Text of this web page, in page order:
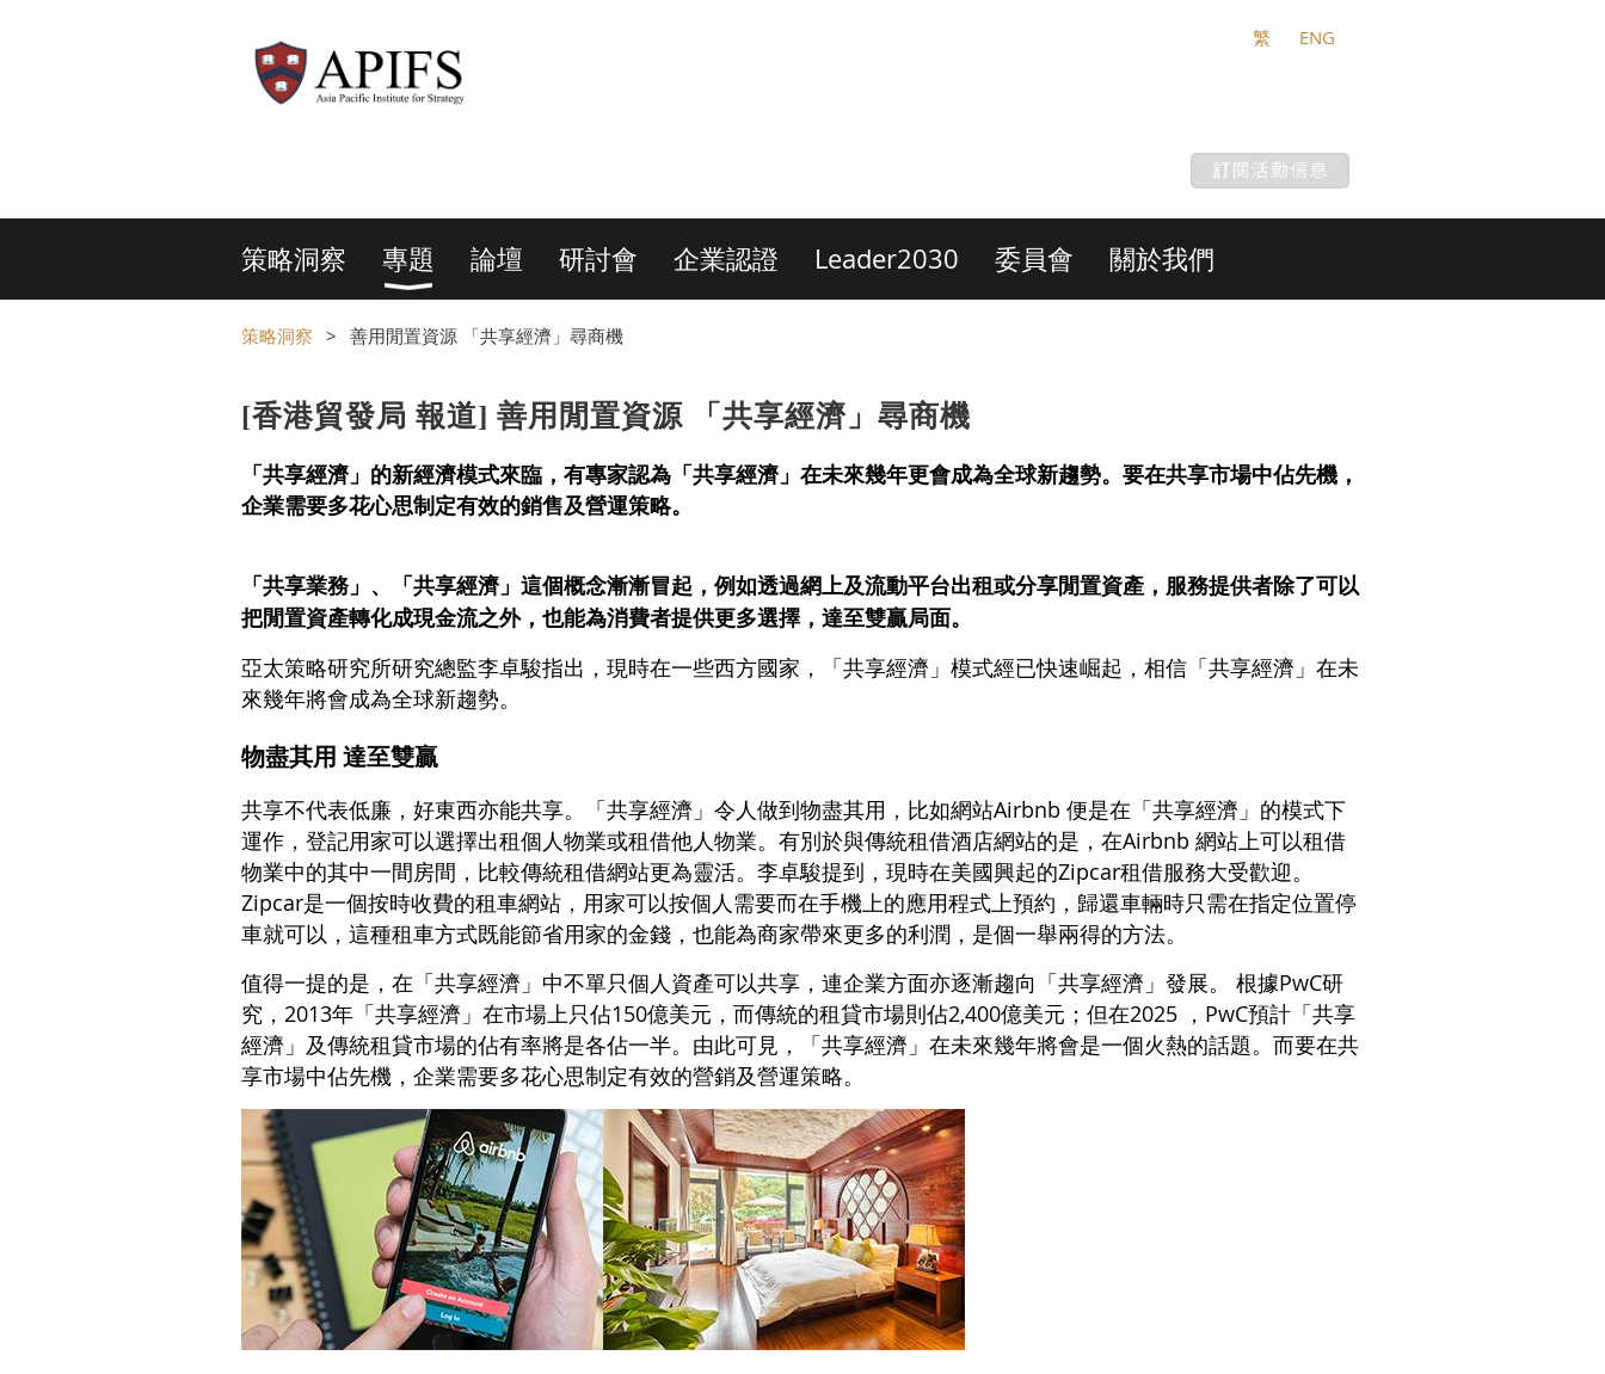
繁 ENG
策略洞察 專題 論壇 研討會 企業認證 Leader2030 委員會 關於我們
策略洞察 善用閒置資源 「共享經濟」尋商機
[香港貿發局 報道] 善用閒置資源 「共享經濟」尋商機
「共享經濟」的新經濟模式來臨，有專家認為「共享經濟」在未來幾年更會成為全球新趨勢。要在共享市場中佔先機，
企業需要多花心思制定有效的銷售及營運策略。
「共享業務」、「共享經濟」這個概念漸漸冒起，例如透過網上及流動平台出租或分享閒置資產，服務提供者除了可以
把閒置資產轉化成現金流之外，也能為消費者提供更多選擇，達至雙贏局面。
亞太策略研究所研究總監李卓駿指出，現時在一些西方國家，「共享經濟」模式經已快速崛起，相信「共享經濟」在未
來幾年將會成為全球新趨勢。
物盡其用 達至雙贏
共享不代表低廉，好東西亦能共享。「共享經濟」令人做到物盡其用，比如網站Airbnb 便是在「共享經濟」的模式下
運作，登記用家可以選擇出租個人物業或租借他人物業。有別於與傳統租借酒店網站的是，在Airbnb 網站上可以租借
物業中的其中一間房間，比較傳統租借網站更為靈活。李卓駿提到，現時在美國興起的Zipcar租借服務大受歡迎。
Zipcar是一個按時收費的租車網站，用家可以按個人需要而在手機上的應用程式上預約，歸還車輛時只需在指定位置停
車就可以，這種租車方式既能節省用家的金錢，也能為商家帶來更多的利潤，是個一舉兩得的方法。
值得一提的是，在「共享經濟」中不單只個人資產可以共享，連企業方面亦逐漸趨向「共享經濟」發展。 根據PwC研
究，2013年「共享經濟」在市場上只佔150億美元，而傳統的租貸市場則佔2,400億美元；但在2025 ，PwC預計「共享
經濟」及傳統租貸市場的佔有率將是各佔一半。由此可見，「共享經濟」在未來幾年將會是一個火熱的話題。而要在共
享市場中佔先機，企業需要多花心思制定有效的營銷及營運策略。